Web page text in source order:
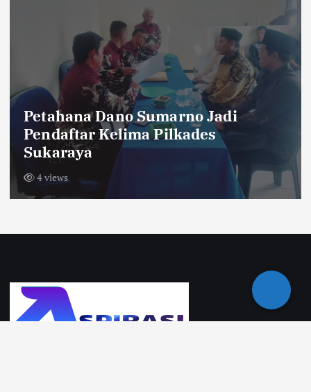
Petahana Dano Sumarno Jadi
Pendaftar Kelima Pilkades
Sukaraya
4 views